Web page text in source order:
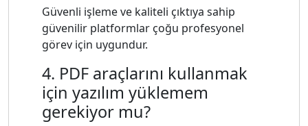
Güvenli işleme ve kaliteli çıktıya sahip
güvenilir platformlar çoğu profesyonel
görev için uygundur.
4. PDF araçlarını kullanmak
için yazılım yüklemem
gerekiyor mu?